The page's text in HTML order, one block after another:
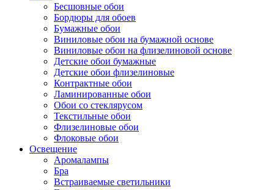
Бесшовные обои
Бордюры для обоев
Бумажные обои
Виниловые обои на бумажной основе
Виниловые обои на флизелиновой основе
Детские обои бумажные
Детские обои флизелиновые
Контрактные обои
Ламинированные обои
Обои со стеклярусом
Текстильные обои
Флизелиновые обои
Флоковые обои
Освещение
Аромалампы
Бра
Встраиваемые светильники